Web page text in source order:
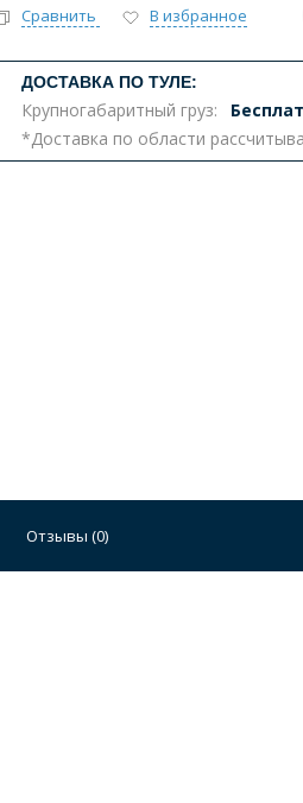
Сравнить В избранное
ДОСТАВКА ПО ТУЛЕ:
Крупногабаритный груз:
*Доставка по области
Отзывы (0)